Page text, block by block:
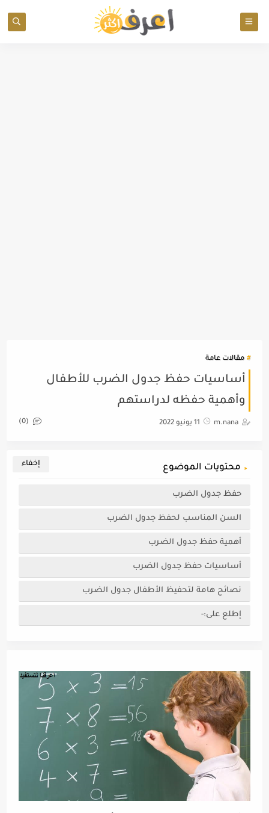
مقالات عامة
أساسيات حفظ جدول الضرب للأطفال
وأهمية حفظه لدراستهم
m.nana 11 يونيو 2022 (0)
محتويات الموضوع
حفظ جدول الضرب
السن المناسب لحفظ جدول الضرب
أهمية حفظ جدول الضرب
أساسيات حفظ جدول الضرب
نصائح هامة لتحفيظ الأطفال جدول الضرب
إطلع على:-